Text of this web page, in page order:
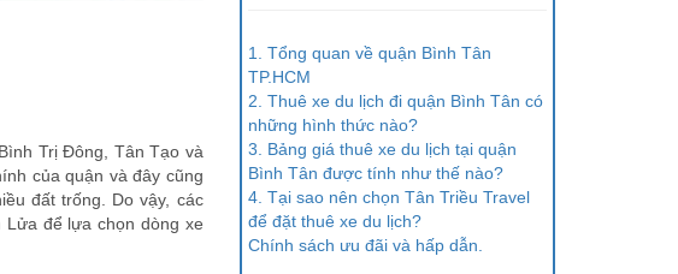
Trị Đông, Tân Tạo và
của quận và đây cũng
đất trống. Do vậy, các
Lửa để lựa chọn dòng xe
1. Tổng quan về quận Bình Tân
TP.HCM
2. Thuê xe du lịch đi quận Bình Tân có
những hình thức nào?
3. Bảng giá thuê xe du lịch tại quận
Bình Tân được tính như thế nào?
4. Tại sao nên chọn Tân Triều Travel
để đặt thuê xe du lịch?
Chính sách ưu đãi và hấp dẫn.